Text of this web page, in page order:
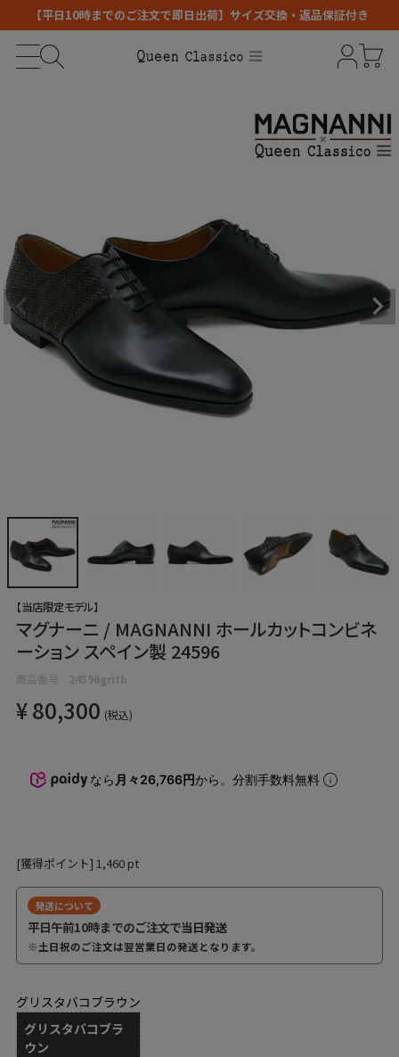
【平日10時までのご注文で即日出荷】サイズ交換・返品保証付き
【当店限定モデル】
マグナーニ / MAGNANNI ホールカットコンビネ
ーション スペイン製 24596
商品番号 24596gritb
¥80,300 税込
なら 月々26,766円から。分割手数料無料
[獲得ポイント] 1,460 pt
発送について
平日午前10時までのご注文で当日発送
※土日祝のご注文は翌営業日の発送となります。
グリスタバコブラウン
グリスタバコブラ
ウン